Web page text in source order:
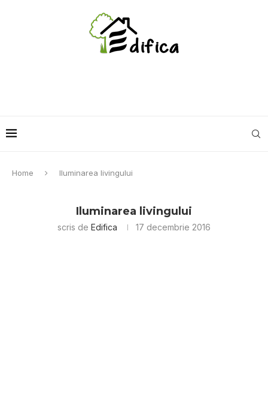
Home Iluminarea livingului
Iluminarea livingului
scris de Edifica 17 decembrie 2016